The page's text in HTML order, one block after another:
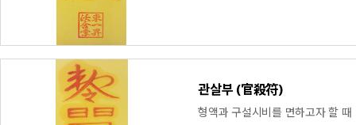
관살부 (官殺符)
형액과 구설시비를 면하고자 할 때